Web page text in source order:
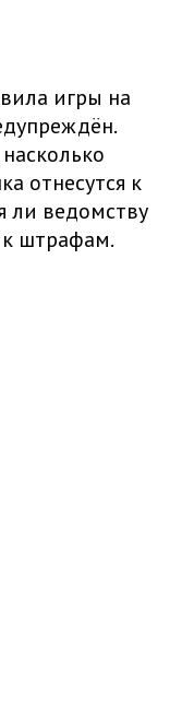
игры на
отнесутся к
ли ведомству
штрафам.